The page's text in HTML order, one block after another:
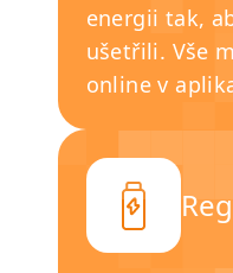
energii tak,
ušetřili. Vše
online v